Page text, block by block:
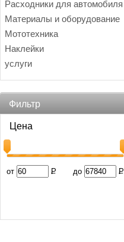
Расходники для автомобиля
Материалы и оборудование
Мототехника
Наклейки
услуги
Фильтр
Цена
от Р до Р